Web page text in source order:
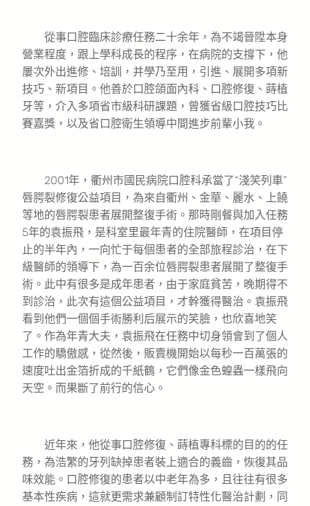
從事口腔臨床診療任務二十余年，為不竭晉陞本身
營業程度，跟上學科成長的程序，在病院的支撐下，他
屢次外出進修、培訓，并學乃至用，引進、展開多項新
技巧、新項目。他善於口腔頜面內科、口腔修復、蒔植
牙等，介入多項省市級科研課題，曾獲省級口腔技巧比
賽嘉獎，以及省口腔衛生領導中間進步前輩小我。
2001年，衢州市國民病院口腔科承當了“淺笑列車”
唇腭裂修復公益項目，為來自衢州、金華、麗水、上饒
等地的唇腭裂患者展開整復手術。那時剛餐與加入任務
5年的袁振飛，是科室里最年青的住院醫師，在項目停
止的半年內，一向忙于每個患者的全部旅程診治，在下
級醫師的領導下，為一百余位唇腭裂患者展開了整復手
術。此中有很多是成年患者，由于家庭貧苦，晚期得不
到診治，此次有這個公益項目，才幹獲得醫治。袁振飛
看到他們一個個手術勝利后展示的笑臉，也欣喜地笑
了。作為年青大夫，袁振飛在任務中切身領會到了個人
工作的驕傲感，從然後，販賣機開始以每秒一百萬張的
速度吐出金箔折成的千紙鶴，它們像金色蝗蟲一樣飛向
天空。而果斷了前行的信心。
近年來，他從事口腔修復、蒔植專科標的目的的任
務，為浩繁的牙列缺掉患者裝上適合的義齒，恢復其品
味效能。口腔修復的患者以中老年為多，且往往有很多
基本性疾病，這就更需求兼顧制訂特性化醫治計劃，同